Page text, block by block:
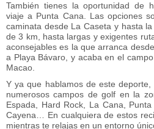
También tienes la oportunidad de
viaje a Punta Cana. Las opciones
caminata desde La Caseta y hasta
de 3 km, hasta largas y exigentes
aconsejables es la que arranca
a Playa Bávaro, y acaba en el
Macao.
Y ya que hablamos de este
numerosos campos de golf en la
Espada, Hard Rock, La Cana,
Cayena… En cualquiera de estos
mientras te relajas en un entorno